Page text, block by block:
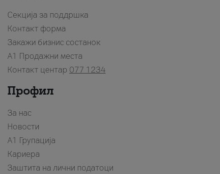
Секција за поддршка
Контакт форма
Закажи бизнис состанок
A1 Продажни места
Контакт центар 077 1234
Профил
За нас
Новости
А1 Групација
Кариера
Заштита на лични податоци